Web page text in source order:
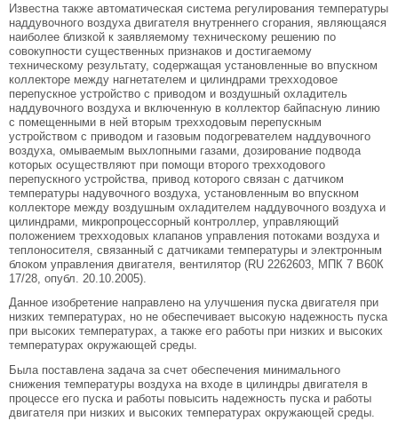
Известна также автоматическая система регулирования температуры
наддувочного воздуха двигателя внутреннего сгорания, являющаяся
наиболее близкой к заявляемому техническому решению по
совокупности существенных признаков и достигаемому
техническому результату, содержащая установленные во впускном
коллекторе между нагнетателем и цилиндрами трехходовое
перепускное устройство с приводом и воздушный охладитель
наддувочного воздуха и включенную в коллектор байпасную линию
с помещенными в ней вторым трехходовым перепускным
устройством с приводом и газовым подогревателем наддувочного
воздуха, омываемым выхлопными газами, дозирование подвода
которых осуществляют при помощи второго трехходового
перепускного устройства, привод которого связан с датчиком
температуры надувочного воздуха, установленным во впускном
коллекторе между воздушным охладителем наддувочного воздуха и
цилиндрами, микропроцессорный контроллер, управляющий
положением трехходовых клапанов управления потоками воздуха и
теплоносителя, связанный с датчиками температуры и электронным
блоком управления двигателя, вентилятор (RU 2262603, МПК 7 В60К
17/28, опубл. 20.10.2005).
Данное изобретение направлено на улучшения пуска двигателя при
низких температурах, но не обеспечивает высокую надежность пуска
при высоких температурах, а также его работы при низких и высоких
температурах окружающей среды.
Была поставлена задача за счет обеспечения минимального
снижения температуры воздуха на входе в цилиндры двигателя в
процессе его пуска и работы повысить надежность пуска и работы
двигателя при низких и высоких температурах окружающей среды.